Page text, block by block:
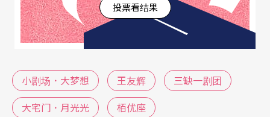
栢优座的核心成员许栢昂、黄宇琳，皆传统戏曲科
班出身，但作品可一点都不传统。光看剧名《独、
岳」切音成「角」，故事从一名记者仿若深山求道
般地采访已经年迈的「角儿」出发，在戏中人物与
投票看结果
小剧场．大梦想 王友辉
三缺一剧团
大宅门．月光光
栢优座